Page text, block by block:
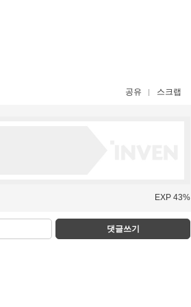
공유 스크랩
EXP 43%
댓글쓰기